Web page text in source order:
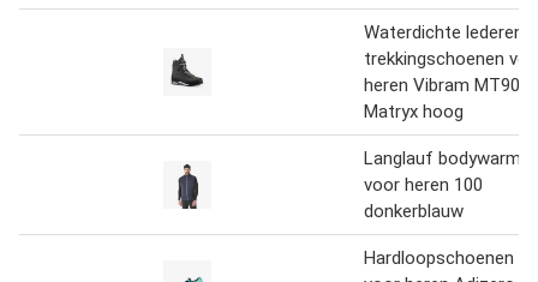
Waterdichte lederen
trekkingschoenen
heren Vibram MT900
Matryx hoog
Langlauf bodywarmer
voor heren 100
donkerblauw
Hardloopschoenen